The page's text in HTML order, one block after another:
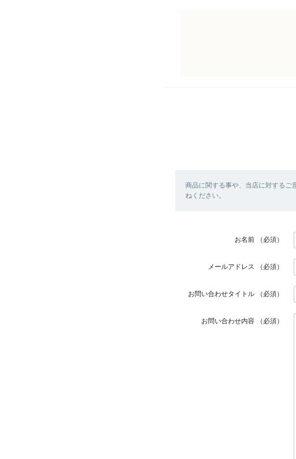
商品に関する事や、当店に対するご
ねください。
お名前 （必須）
メールアドレス （必須）
お問い合わせタイトル （必須）
お問い合わせ内容 （必須）